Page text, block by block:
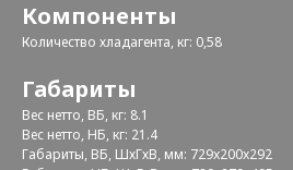
Компоненты
Количество хладагента, кг: 0,58
Габариты
Вес нетто, ВБ, кг: 8.1
Вес нетто, НБ, кг: 21.4
Габариты, ВБ, ШхГхВ, мм: 729x200x292